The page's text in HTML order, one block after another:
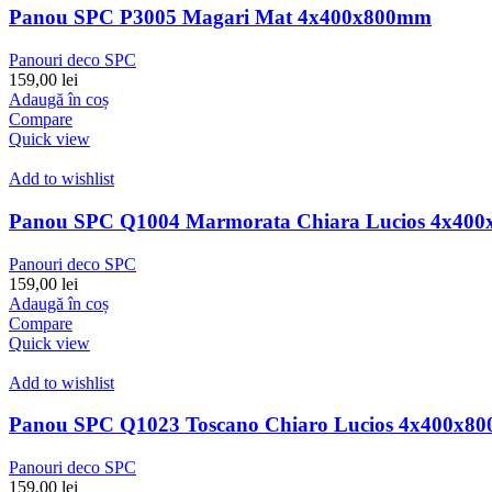
Panou SPC P3005 Magari Mat 4x400x800mm
Panouri deco SPC
159,00 lei
Adaugă în coș
Compare
Quick view
Add to wishlist
Panou SPC Q1004 Marmorata Chiara Lucios
Panouri deco SPC
159,00 lei
Adaugă în coș
Compare
Quick view
Add to wishlist
Panou SPC Q1023 Toscano Chiaro Lucios
Panouri deco SPC
159,00 lei